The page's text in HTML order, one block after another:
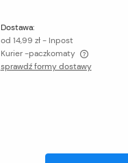
Dostawa:
od 14,99 zł - Inpost
Kurier -paczkomaty
sprawdź formy dostawy